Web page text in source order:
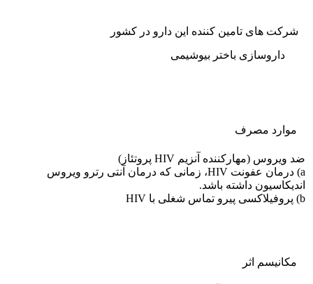
شرکت های تامین کننده این دارو در کشور
داروسازی باختر بیوشیمی
موارد مصرف
ضد ویروس (مهارکننده آنزیم HIV پروتئاز)
a) درمان عفونت HIV، زمانی که درمان آنتی رترو ویروس
اندیکاسیون داشته باشد.
b) پروفیلاکسی پیرو تماس شغلی با HIV
مکانیسم اثر